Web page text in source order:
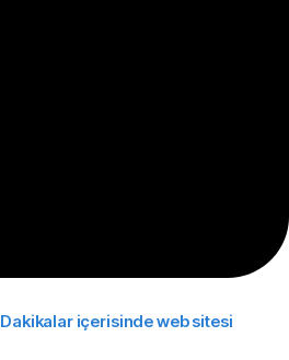
Dakikalar içerisinde web sitesi